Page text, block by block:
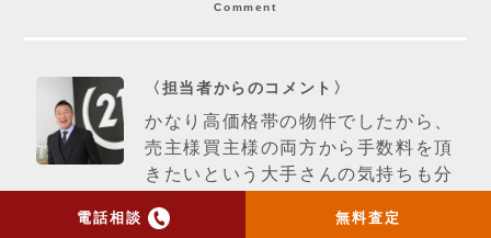
電話相談 無料査定
Comment
〈担当者からのコメント〉
かなり高価格帯の物件でしたから、
売主様買主様の両方から手数料を頂
きたいという大手さんの気持ちも分
過ぎると思います。買主様からも